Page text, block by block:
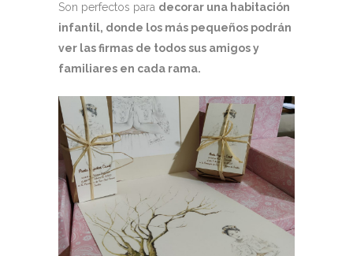
Son perfectos para decorar una habitación
infantil, donde los más pequeños podrán
ver las firmas de todos sus amigos y
familiares en cada rama.